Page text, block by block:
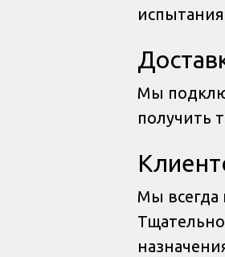
Мы
получить
Мы всегда